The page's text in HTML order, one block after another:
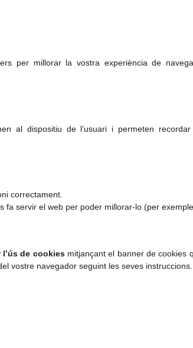
per millorar la vostra experiència de
al dispositiu de l’usuari i permeten
correctament.
fa servir el web per poder millorar-lo (per
de cookiesmitjançant el banner de cookies
vostre navegador seguint les seves instruccions.